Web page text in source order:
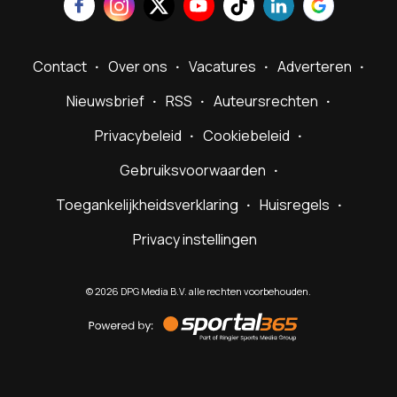
Contact Over ons Vacatures
Adverteren
Nieuwsbrief
RSS
Auteursrechten
Privacybeleid
Cookiebeleid
Gebruiksvoorwaarden
Toegankelijkheidsverklaring
Huisregels
Privacy instellingen
©2026 DPG Media B.V. alle rechten voorbehouden.
by
Sportal365